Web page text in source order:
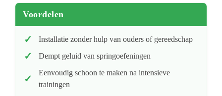
Voordelen
Installatie zonder hulp van ouders of gereedschap
Dempt geluid van springoefeningen
Eenvoudig schoon te maken na intensieve
trainingen